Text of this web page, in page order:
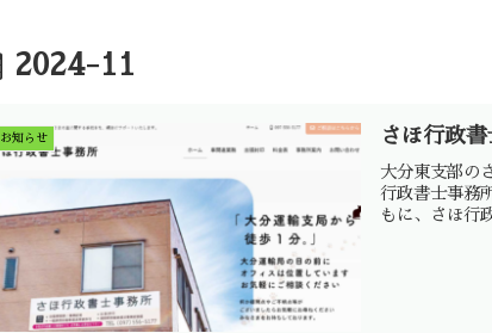
2024-11
お知らせ さほ行政
大分東支部の
行政書士事務
もに、さほ行